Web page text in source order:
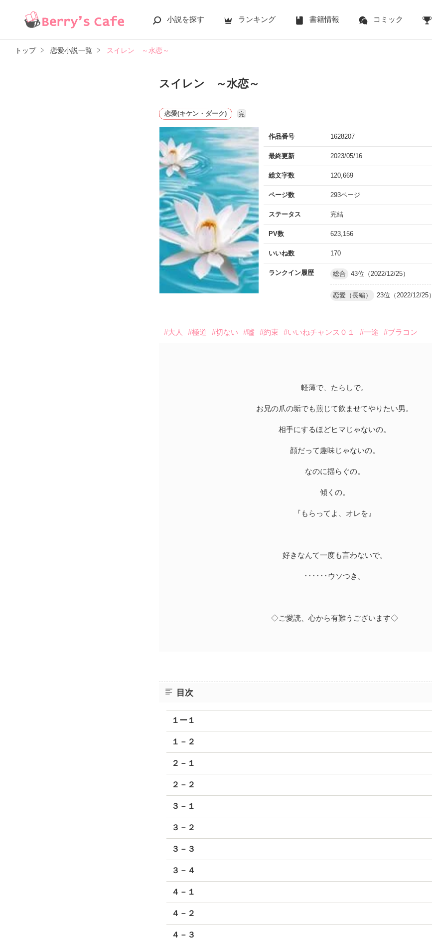
小説を探す ランキング 書籍情報 コミック
トップ 恋愛小説一覧 スイレン ～水恋～
スイレン ～水恋～
恋愛(キケン・ダーク) 完
作品番号 1628207
最終更新 2023/05/16
総文字数 120,669
ページ数 293ページ
ステータス 完結
PV数 623,156
いいね数 170
ランクイン履歴 総合 43位（2022/12/25）
恋愛（長編） 23位（2022/12/25）
#大人 #極道 #切ない #嘘 #約束 #いいねチャンス０１ #一途 #ブラコン
軽薄で、たらしで。
お兄の爪の垢でも煎じて飲ませてやりたい男。
相手にするほどヒマじゃないの。
顔だって趣味じゃないの。
なのに揺らぐの。
傾くの。
『もらってよ、オレを』
好きなんて一度も言わないで。
･･････ウソつき。
◇ご愛読、心から有難うございます◇
目次
１ー１
１－２
２－１
２－２
３－１
３－２
３－３
３－４
４－１
４－２
４－３